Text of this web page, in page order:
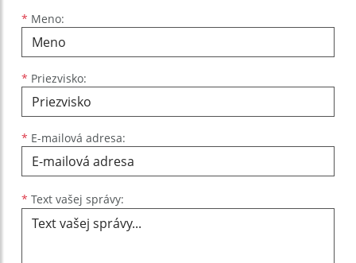
* Meno:
Meno
* Priezvisko:
Priezvisko
* E-mailová adresa:
E-mailová adresa
* Text vašej správy: